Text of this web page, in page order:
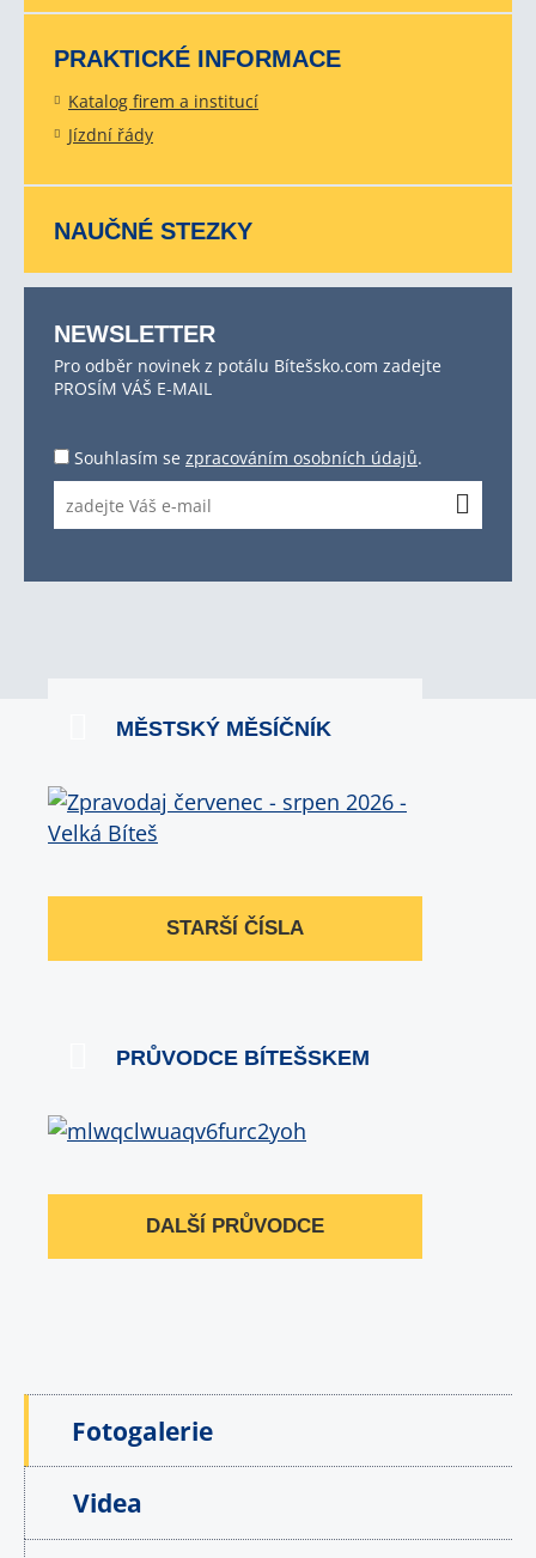
PRAKTICKÉ INFORMACE
Katalog firem a institucí
Jízdní řády
NAUČNÉ STEZKY
NEWSLETTER
Pro odběr novinek z potálu Bítešsko.com zadejte
PROSÍM VÁŠ E-MAIL
Souhlasím se zpracováním osobních údajů.
MĚSTSKÝ MĚSÍČNÍK
STARŠÍ ČÍSLA
PRŮVODCE BÍTEŠSKEM
DALŠÍ PRŮVODCE
Fotogalerie
Videa